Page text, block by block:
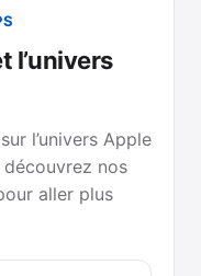
l’univers
l’univers Apple
nos
aller plus